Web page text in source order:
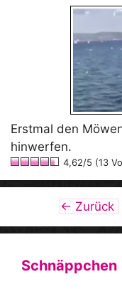
Erstmal den
hinwerfen.
4,62/5 (13
← Zurück
Schnäppchen